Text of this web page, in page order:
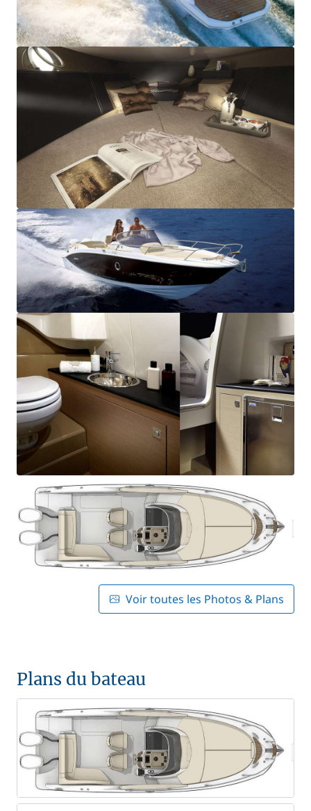
Voir toutes les Photos & Plans
Plans du bateau